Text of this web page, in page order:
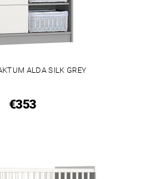
ALDA SILK GREY
€353